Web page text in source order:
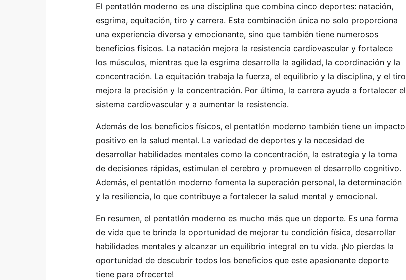
El pentatlón moderno es una disciplina que combina cinco deportes: natación,
esgrima, equitación, tiro y carrera. Esta combinación única no solo proporciona
una experiencia diversa y emocionante, sino que también tiene numerosos
beneficios físicos. La natación mejora la resistencia cardiovascular y fortalece
los músculos, mientras que la esgrima desarrolla la agilidad, la coordinación y la
concentración. La equitación trabaja la fuerza, el equilibrio y la disciplina, y el tiro
mejora la precisión y la concentración. Por último, la carrera ayuda a fortalecer el
sistema cardiovascular y a aumentar la resistencia.
Además de los beneficios físicos, el pentatlón moderno también tiene un impacto
positivo en la salud mental. La variedad de deportes y la necesidad de
desarrollar habilidades mentales como la concentración, la estrategia y la toma
de decisiones rápidas, estimulan el cerebro y promueven el desarrollo cognitivo.
Además, el pentatlón moderno fomenta la superación personal, la determinación
y la resiliencia, lo que contribuye a fortalecer la salud mental y emocional.
En resumen, el pentatlón moderno es mucho más que un deporte. Es una forma
de vida que te brinda la oportunidad de mejorar tu condición física, desarrollar
habilidades mentales y alcanzar un equilibrio integral en tu vida. ¡No pierdas la
oportunidad de descubrir todos los beneficios que este apasionante deporte
tiene para ofrecerte!